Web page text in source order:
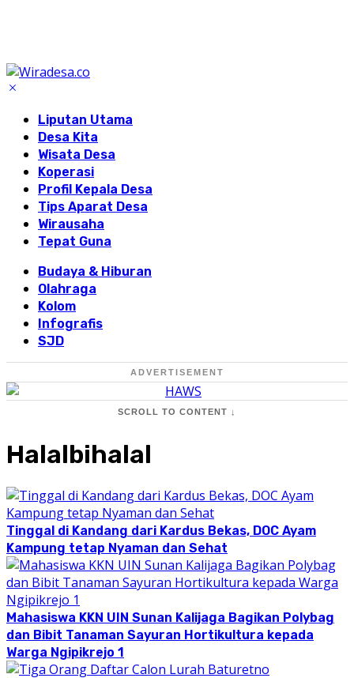
Liputan Utama
Desa Kita
Wisata Desa
Koperasi
Profil Kepala Desa
Tips Aparat Desa
Wirausaha
Tepat Guna
Budaya & Hiburan
Olahraga
Kolom
Infografis
SJD
ADVERTISEMENT
SCROLL TO CONTENT ↓
Halalbihalal
Tinggal di Kandang dari Kardus Bekas, DOC Ayam
Kampung tetap Nyaman dan Sehat
Mahasiswa KKN UIN Sunan Kalijaga Bagikan Polybag
dan Bibit Tanaman Sayuran Hortikultura kepada
Warga Ngipikrejo 1